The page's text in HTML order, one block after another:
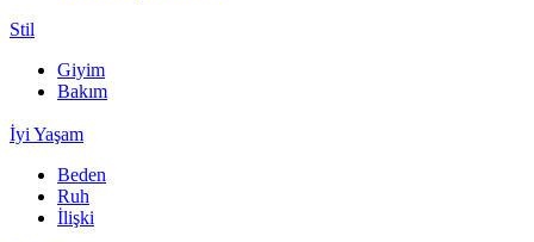
Stil
Giyim
Bakım
İyi Yaşam
Beden
Ruh
İlişki